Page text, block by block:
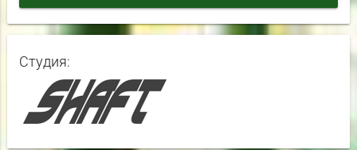
Студия: